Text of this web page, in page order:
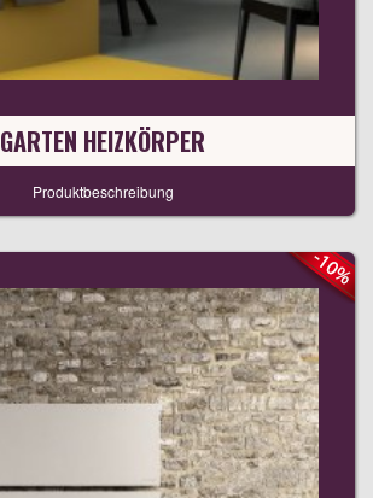
GARTEN HEIZKÖRPER
Produktbeschreibung